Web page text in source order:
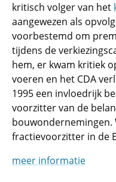
kritisch volger van het
aangewezen als
voorbestemd om
tijdens de
hem, er kwam kritiek
voeren en het CDA
1995 een invloedrijk
voorzitter van de
bouwondernemingen.
fractievoorzitter in de
meer informatie